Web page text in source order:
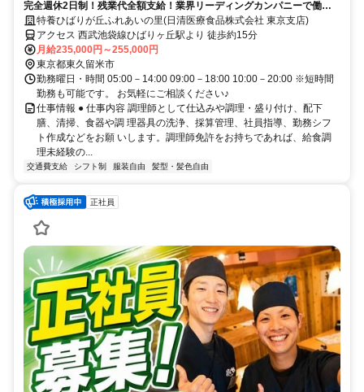
完全週休2日制！残業代全額支給！業界リーディングカンパニーで働き
ませんか？！
特養ひばりが丘ふれあいの里(日清医療食品株式会社 東京支店)
アクセス 西武池袋線ひばりヶ丘駅より 徒歩約15分
月給235,000円～255,000円
東京都東久留米市
勤務曜日・時間 05:00－14:00 09:00－18:00 10:00－20:00 ※短時間
勤務も可能です。 お気軽にご相談ください♪
仕事情報 ● 仕事内容 調理師として仕込みや調理・盛り付け、配下
膳、清掃、食器や調 理器具の洗浄、採算管理、社員指導、勤務シフ
ト作成などをお願 いします。調理師免許をお持ちであれば、給食調
理未経験の...
交通費支給 シフト制 服装自由 髪型・髪色自由
正社員